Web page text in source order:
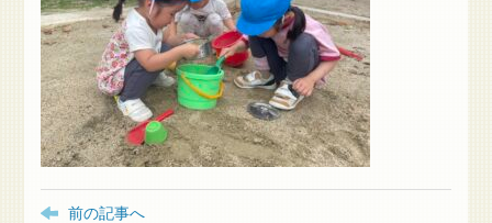
前の記事へ